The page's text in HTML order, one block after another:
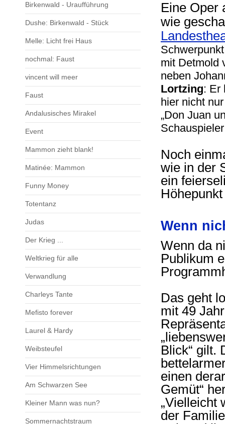
Birkenwald - Uraufführung
Dushe: Birkenwald - Stück
Melle: Licht frei Haus
nochmal: Faust
vincent will meer
Faust
Andalusisches Mirakel
Event
Mammon zieht blank!
Matinée: Mammon
Funny Money
Totentanz
Judas
Der Krieg ...
Weltkrieg für alle
Verwandlung
Charleys Tante
Mefisto forever
Laurel & Hardy
Weibsteufel
Vier Himmelsrichtungen
Am Schwarzen See
Kleiner Mann was nun?
Sommernachtstraum
Eine Oper
wie
Schwerpunkt
mit Detmold
neben
Lortzing: Er
hier nicht
„Don Juan
Noch
wie in der
ein
Wenn
Wenn da
Publikum
Das geht
mit 49
Blick“ gilt.
einen
Gemüt“
„Vielleicht
der